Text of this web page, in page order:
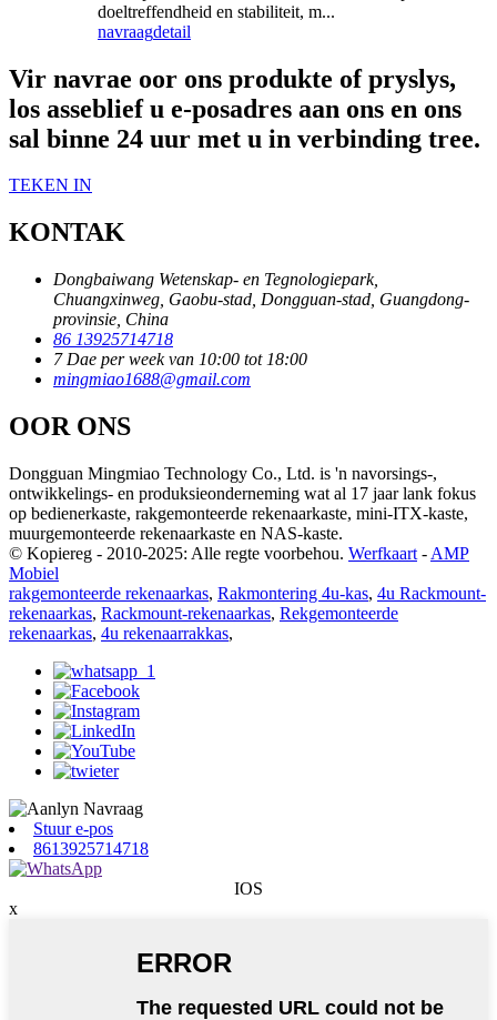
doeltreffendheid en stabiliteit, m...
navraagdetail
Vir navrae oor ons produkte of pryslys,
los asseblief u e-posadres aan ons en ons
sal binne 24 uur met u in verbinding tree.
TEKEN IN
KONTAK
Dongbaiwang Wetenskap- en Tegnologiepark,
Chuangxinweg, Gaobu-stad, Dongguan-stad, Guangdong-
provinsie, China
86 13925714718
7 Dae per week van 10:00 tot 18:00
mingmiao1688@gmail.com
OOR ONS
Dongguan Mingmiao Technology Co., Ltd. is 'n navorsings-,
ontwikkelings- en produksieonderneming wat al 17 jaar lank fokus
op bedienerkaste, rakgemonteerde rekenaarkaste, mini-ITX-kaste,
muurgemonteerde rekenaarkaste en NAS-kaste.
© Kopiereg - 2010-2025: Alle regte voorbehou. Werfkaart - AMP
Mobiel
rakgemonteerde rekenaarkas, Rakmontering 4u-kas, 4u Rackmount-
rekenaarkas, Rackmount-rekenaarkas, Rekgemonteerde
rekenaarkas, 4u rekenaarrakkas,
Stuur e-pos
8613925714718
IOS
x